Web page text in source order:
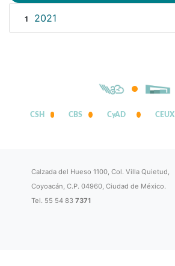
1 2021
CSH CBS CyAD CEUX
Calzada del Hueso 1100, Col. Villa Quietud,
Coyoacán, C.P. 04960, Ciudad de México.
Tel. 55 54 837371